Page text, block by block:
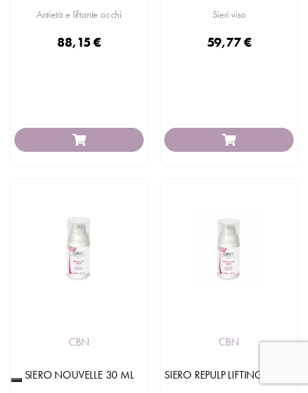
Antietà e liftante occhi
88,15 €
Sieri viso
59,77 €
CBN
SIERO NOUVELLE 30 ML
CBN
SIERO REPULP LIFTING 30 ML